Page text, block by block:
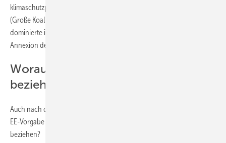
klimaschutzpolitischen Grundsätze und Zielen der Bundesregierung
(Große Koalition, Kabinett Merkel III). Außen- und europapolitisch
dominierte in dieser Legislatur (2013 bis 2017) u.a. ab 2014 die
Annexion der Krim durch Russland.
Worauf sollen sich die 65 %
beziehen?
Auch nach der Vorlage des Konzepts zur Umsetzung der 65-Prozent-
EE-Vorgabe fragt sich die Fachwelt: Worauf sollen sich die 65 %
beziehen?